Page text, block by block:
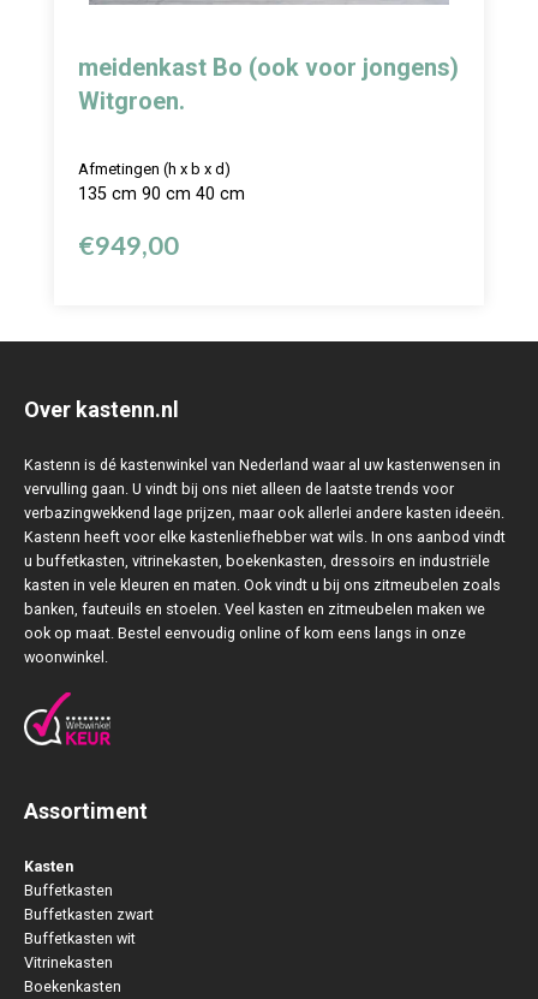
meidenkast Bo (ook voor jongens)
Witgroen.
Afmetingen (h x b x d)
135 cm 90 cm 40 cm
€949,00
Over kastenn.nl
Kastenn is dé kastenwinkel van Nederland waar al uw kastenwensen in
vervulling gaan. U vindt bij ons niet alleen de laatste trends voor
verbazingwekkend lage prijzen, maar ook allerlei andere kasten ideeën.
Kastenn heeft voor elke kastenliefhebber wat wils. In ons aanbod vindt
u buffetkasten, vitrinekasten, boekenkasten, dressoirs en industriële
kasten in vele kleuren en maten. Ook vindt u bij ons zitmeubelen zoals
banken, fauteuils en stoelen. Veel kasten en zitmeubelen maken we
ook op maat. Bestel eenvoudig online of kom eens langs in onze
woonwinkel.
Assortiment
Kasten
Buffetkasten
Buffetkasten zwart
Buffetkasten wit
Vitrinekasten
Boekenkasten